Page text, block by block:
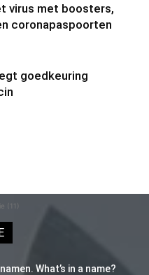
virus met boosters,
coronapaspoorten
goedkeuring
(11)
What’s in a name?